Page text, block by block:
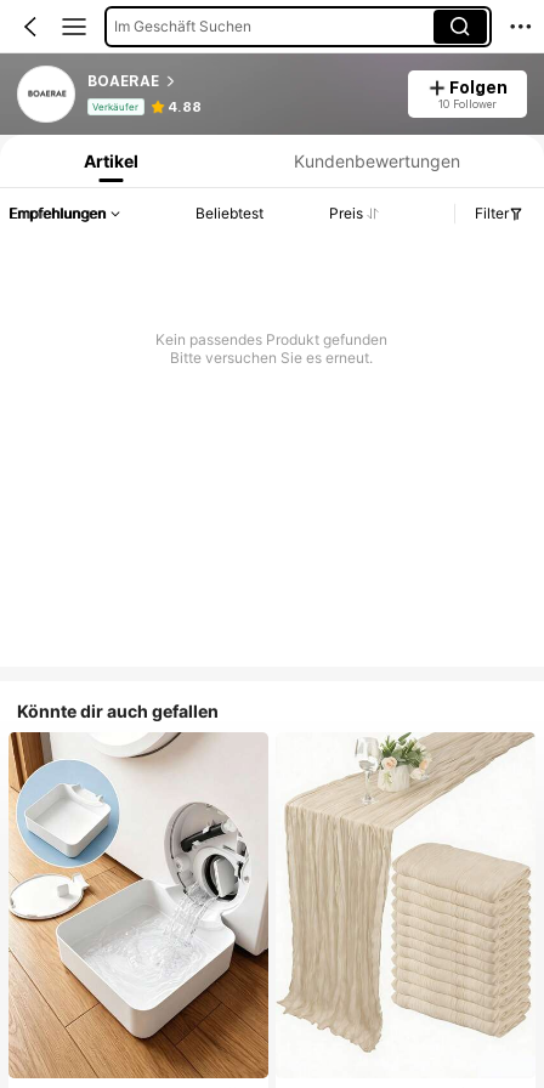
Im Geschäft Suchen
BOAERAE
Verkäufer 4.88
Folgen
10 Follower
Produktinformation: Preisangabe, Verkaufs- und Lagerbestandsdetails.
Artikel Kundenbewertungen
Empfehlungen Beliebtest Preis Filter
Kein passendes Produkt gefunden
Bitte versuchen Sie es erneut.
Könnte dir auch gefallen